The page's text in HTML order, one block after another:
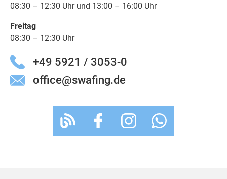
08:30 – 12:30 Uhr und 13:00 – 16:00 Uhr
Freitag
08:30 – 12:30 Uhr
+49 5921 / 3053-0
office@swafing.de